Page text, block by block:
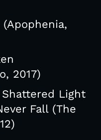
2017)
Light
Fall (The